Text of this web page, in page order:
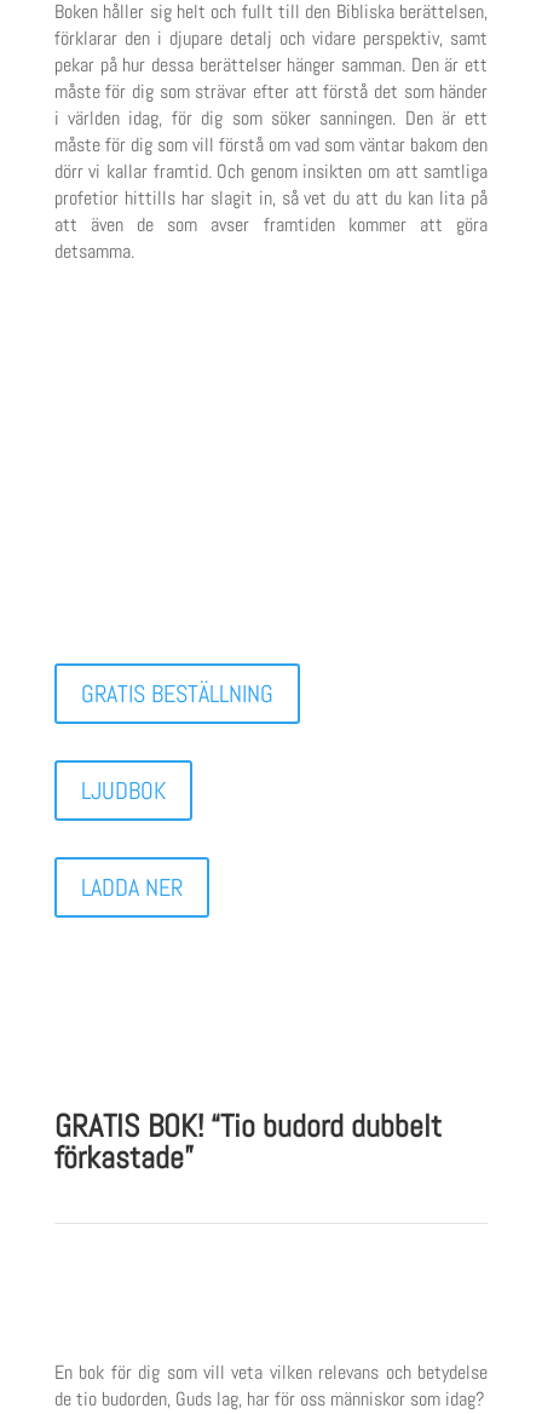
Boken håller sig helt och fullt till den Bibliska berättelsen,
förklarar den i djupare detalj och vidare perspektiv, samt
pekar på hur dessaberättelser hänger samman. Den är ett
måste för dig som strävar efter attförstå det som händer
i världen idag, för dig som söker sanningen. Den är ett
måste för dig som vill förståom vad som väntar bakom den
dörr vi kallar framtid.Och genom insikten om att samtliga
profetior hittills har slagit in, så vet du att du kan lita på
att även de som avser framtiden kommer att göra
detsamma.
GRATIS BESTÄLLNING
LJUDBOK
LADDA NER
GRATIS BOK! “Tio budord dubbelt
förkastade”
En bok för dig som vill veta vilken relevans och betydelse
de tio budorden, Guds lag, har för oss människor som idag?